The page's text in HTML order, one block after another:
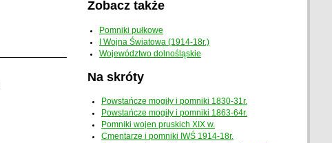
Zobacz także
Pomniki pułkowe
I Wojna Światowa (1914-18r.)
Województwo dolnośląskie
Na skróty
Powstańcze mogiły i pomniki 1830-31r.
Powstańcze mogiły i pomniki 1863-64r.
Pomniki wojen pruskich XIX w.
Cmentarze i pomniki IWŚ 1914-18r.